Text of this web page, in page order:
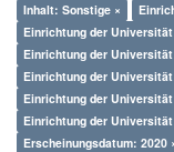
Inhalt: Sonstige ×
Einrichtung der
Einrichtung der
Einrichtung der
Einrichtung der
Einrichtung der
Erscheinungsdatum: 2020